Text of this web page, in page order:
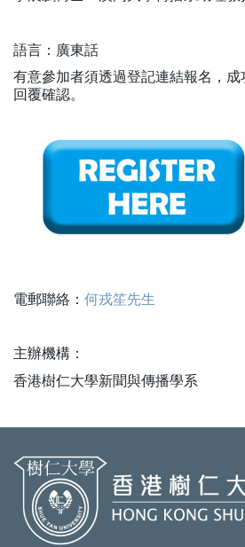
語言：廣東話
有意參加者須透過登記連結報名，
回覆確認。
電郵聯絡： 何戎笙先生
主辦機構：
香港樹仁大學新聞與傳播學系